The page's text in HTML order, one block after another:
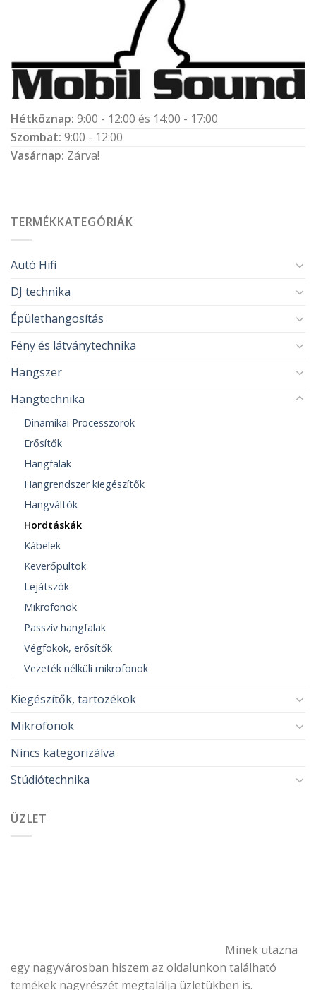
Hétköznap: 9:00 - 12:00 és 14:00 - 17:00
Szombat: 9:00 - 12:00
Vasárnap: Zárva!
TERMÉKKATEGÓRIÁK
Autó Hifi
DJ technika
Épülethangosítás
Fény és látványtechnika
Hangszer
Hangtechnika
Dinamikai Processzorok
Erősítők
Hangfalak
Hangrendszer kiegészítők
Hangváltók
Hordtáskák
Kábelek
Keverőpultok
Lejátszók
Mikrofonok
Passzív hangfalak
Végfokok, erősítők
Vezeték nélküli mikrofonok
Kiegészítők, tartozékok
Mikrofonok
Nincs kategorizálva
Stúdiótechnika
ÜZLET
Minek utazna
egy nagyvárosban hiszem az oldalunkon található
temékek nagyrészét megtalálja üzletükben is.